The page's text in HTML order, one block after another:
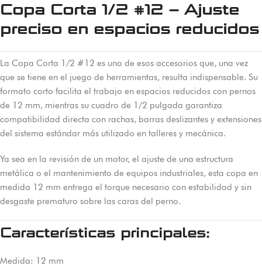
Copa Corta 1/2 #12 – Ajuste
preciso en espacios reducidos
La Copa Corta 1/2 #12 es uno de esos accesorios que, una vez
que se tiene en el juego de herramientas, resulta indispensable. Su
formato corto facilita el trabajo en espacios reducidos con pernos
de 12 mm, mientras su cuadro de 1/2 pulgada garantiza
compatibilidad directa con rachas, barras deslizantes y extensiones
del sistema estándar más utilizado en talleres y mecánica.
Ya sea en la revisión de un motor, el ajuste de una estructura
metálica o el mantenimiento de equipos industriales, esta copa en
medida 12 mm entrega el torque necesario con estabilidad y sin
desgaste prematuro sobre las caras del perno.
Características principales:
Medida: 12 mm